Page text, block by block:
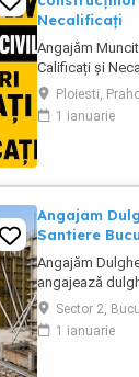
Necalificați
Angajăm
Calificați și
serioși,
lucrări de
Muncitori
cunoștințe de
Ploiesti,
1 ianuarie
Angajam
Santiere
Angajăm
angajează
domeniul
Experiență în
constituie
Sector 2,
1 ianuarie